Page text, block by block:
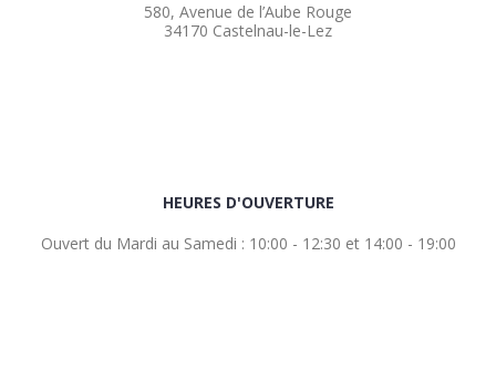
580, Avenue de l’Aube Rouge
34170 Castelnau-le-Lez
HEURES D'OUVERTURE
Ouvert du Mardi au Samedi : 10:00 - 12:30 et 14:00 - 19:00